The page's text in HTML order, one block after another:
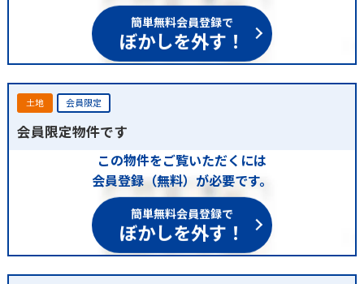
簡単無料会員登録で
ぼかしを外す！
土地 会員限定
会員限定物件です
この物件をご覧いただくには
会員登録（無料）が必要です。
簡単無料会員登録で
ぼかしを外す！